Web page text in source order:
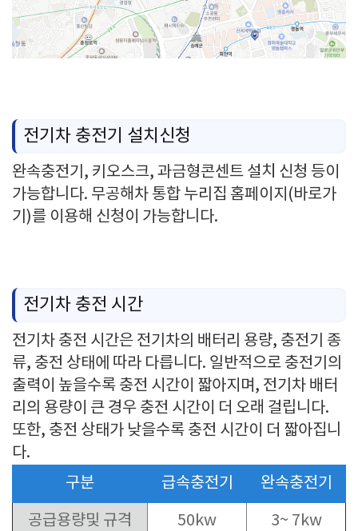
전기차 충전기 설치신청
완속충전기, 키오스크, 과금형콘센트 설치 신청 등이
가능합니다. 무공해차 통합 누리집 홈페이지(바로가
기)를 이용해 신청이 가능합니다.
전기차 충전 시간
전기차 충전 시간은 전기차의 배터리 용량, 충전기 종
류, 충전 상태에 따라 다릅니다. 일반적으로 충전기의
출력이 높을수록 충전 시간이 짧아지며, 전기차 배터
리의 용량이 큰 경우 충전 시간이 더 오래 걸립니다.
또한, 충전 상태가 낮을수록 충전 시간이 더 짧아집니
다.
구분
급속충전기 완속충전기
공급용량및 규격 50kw 3~ 7kw